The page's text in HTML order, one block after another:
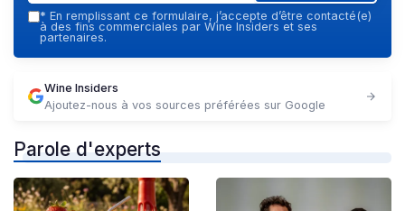
* En remplissant ce formulaire, j’accepte d’être contacté(e)
à des fins commerciales par Wine Insiders et ses
partenaires.
Wine Insiders
Ajoutez-nous à vos sources préférées sur Google
Parole d'experts